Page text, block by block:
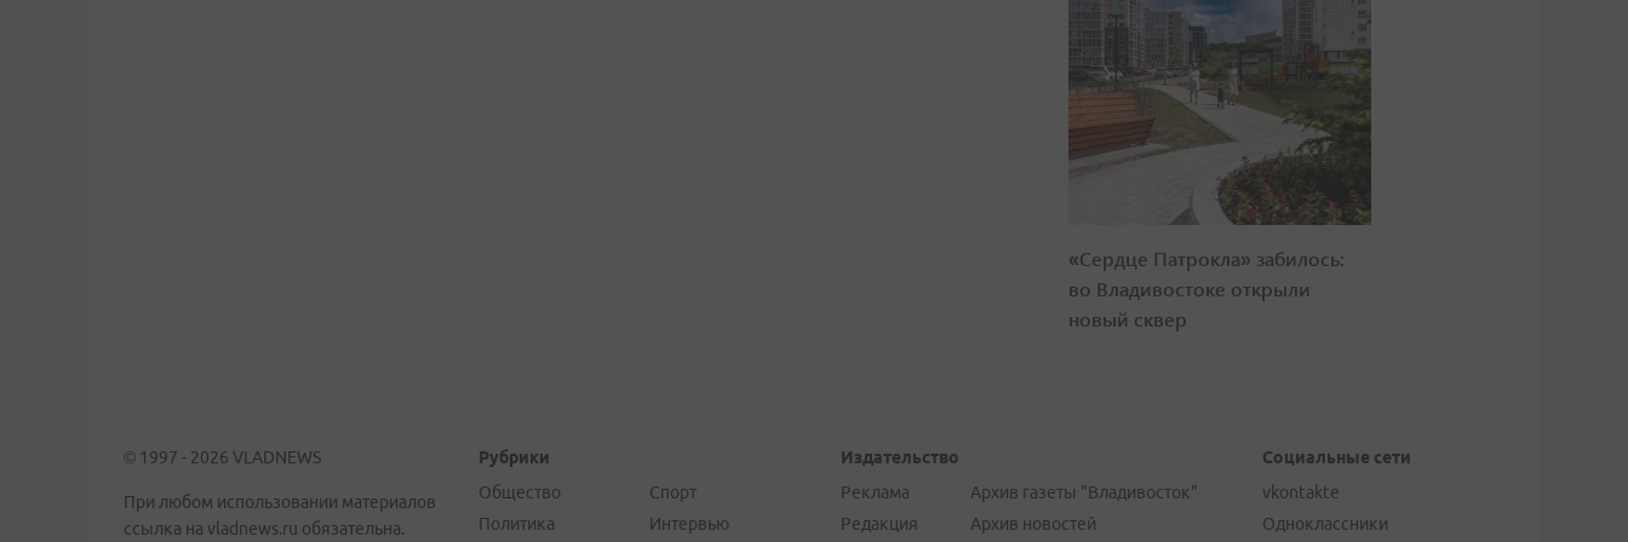
«Сердце Патрокла» забилось:
во Владивостоке открыли
новый сквер
© 1997 - 2026 VLADNEWS
При любом использовании материалов
ссылка на vladnews.ru обязательна.
Рубрики
Общество
Политика
Спорт
Интервью
Издательство
Реклама
Редакция
Архив газеты "Владивосток"
Архив новостей
Социальные сети
vkontakte
Одноклассники